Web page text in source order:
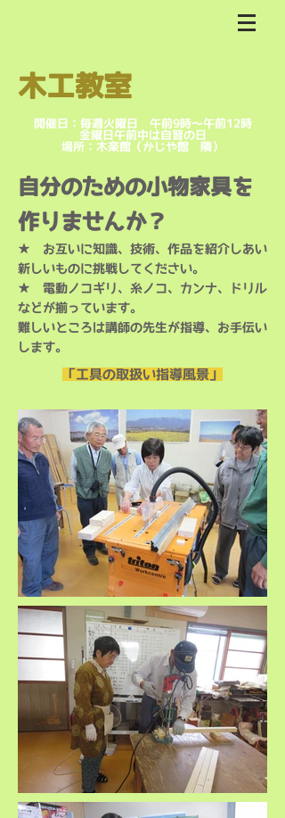
木工教室
開催日：毎週火曜日 午前9時～午前12時
金曜日午前中は自習の日
​場所：木楽館（かじや館 隣）
自分のための小物家具を
作りませんか？
★ お互いに知識、技術、作品を紹介しあい
新しいものに挑戦してください。
★ 電動ノコギリ、糸ノコ、カンナ、ドリル
などが揃っています。
​難しいところは講師の先生が指導、お手伝い
します。
「工具の取扱い指導風景」